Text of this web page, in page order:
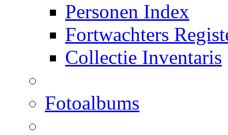
Personen Index
Fortwachters
Collectie Inventaris
Fotoalbums